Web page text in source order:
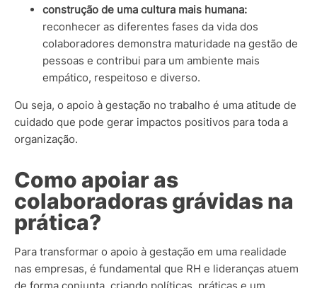
construção de uma cultura mais humana:
reconhecer as diferentes fases da vida dos
colaboradores demonstra maturidade na gestão de
pessoas e contribui para um ambiente mais
empático, respeitoso e diverso.
Ou seja, o apoio à gestação no trabalho é uma atitude de
cuidado que pode gerar impactos positivos para toda a
organização.
Como apoiar as
colaboradoras grávidas na
prática?
Para transformar o apoio à gestação em uma realidade
nas empresas, é fundamental que RH e lideranças atuem